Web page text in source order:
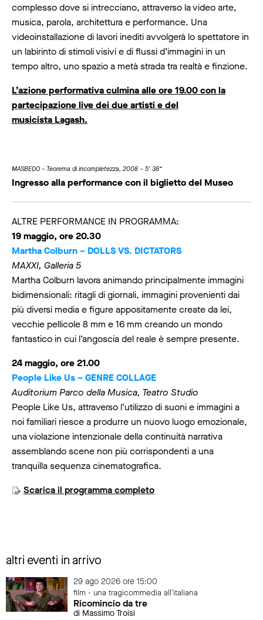
complesso dove si intrecciano, attraverso la video arte,
musica, parola, architettura e performance. Una
videoinstallazione di lavori inediti avvolgerà lo spettatore in
un labirinto di stimoli visivi e di flussi d’immagini in un
tempo altro, uno spazio a metà strada tra realtà e finzione.
L’azione performativa culmina alle ore 19.00 con la
partecipazione live dei due artisti e del
musicista Lagash.
MASBEDO – Teorema di incompletezza, 2008 – 5′ 38”
Ingresso alla performance con il biglietto del Museo
ALTRE PERFORMANCE IN PROGRAMMA:
19 maggio, ore 20.30
Martha Colburn – DOLLS VS. DICTATORS
MAXXI, Galleria 5
Martha Colburn lavora animando principalmente immagini
bidimensionali: ritagli di giornali, immagini provenienti dai
più diversi media e figure appositamente create da lei,
vecchie pellicole 8 mm e 16 mm creando un mondo
fantastico in cui l’angoscia del reale è sempre presente.
24 maggio, ore 21.00
People Like Us – GENRE COLLAGE
Auditorium Parco della Musica, Teatro Studio
People Like Us, attraverso l’utilizzo di suoni e immagini a
noi familiari riesce a produrre un nuovo luogo emozionale,
una violazione intenzionale della continuità narrativa
assemblando scene non più corrispondenti a una
tranquilla sequenza cinematografica.
Scarica il programma completo
altri eventi in arrivo
29 ago 2026 ore 15:00
film - una tragicommedia all'italiana
Ricomincio da tre
di Massimo Troisi